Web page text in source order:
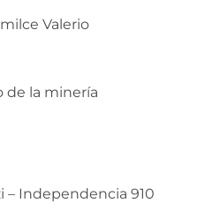
Valerio
de la minería
– Independencia 910